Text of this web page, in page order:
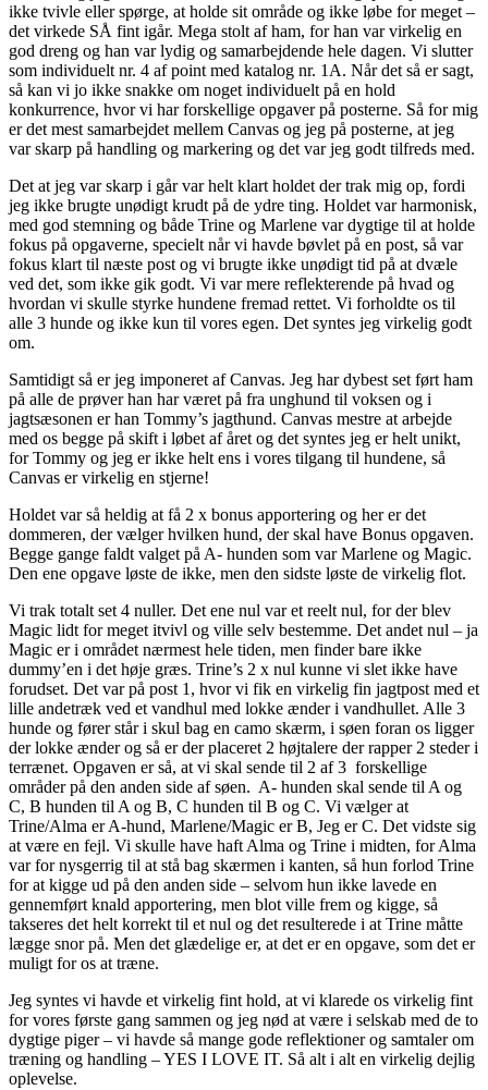
ikke tvivle eller spørge, at holde sit område og ikke løbe for meget –
det virkede SÅ fint igår. Mega stolt af ham, for han var virkelig en
god dreng og han var lydig og samarbejdende hele dagen. Vi slutter
som individuelt nr. 4 af point med katalog nr. 1A. Når det så er sagt,
så kan vi jo ikke snakke om noget individuelt på en hold
konkurrence, hvor vi har forskellige opgaver på posterne. Så for mig
er det mest samarbejdet mellem Canvas og jeg på posterne, at jeg
var skarp på handling og markering og det var jeg godt tilfreds med.
Det at jeg var skarp i går var helt klart holdet der trak mig op, fordi
jeg ikke brugte unødigt krudt på de ydre ting. Holdet var harmonisk,
med god stemning og både Trine og Marlene var dygtige til at holde
fokus på opgaverne, specielt når vi havde bøvlet på en post, så var
fokus klart til næste post og vi brugte ikke unødigt tid på at dvæle
ved det, som ikke gik godt. Vi var mere reflekterende på hvad og
hvordan vi skulle styrke hundene fremad rettet. Vi forholdte os til
alle 3 hunde og ikke kun til vores egen. Det syntes jeg virkelig godt
om.
Samtidigt så er jeg imponeret af Canvas. Jeg har dybest set ført ham
på alle de prøver han har været på fra unghund til voksen og i
jagtsæsonen er han Tommy’s jagthund. Canvas mestre at arbejde
med os begge på skift i løbet af året og det syntes jeg er helt unikt,
for Tommy og jeg er ikke helt ens i vores tilgang til hundene, så
Canvas er virkelig en stjerne!
Holdet var så heldig at få 2 x bonus apportering og her er det
dommeren, der vælger hvilken hund, der skal have Bonus opgaven.
Begge gange faldt valget på A- hunden som var Marlene og Magic.
Den ene opgave løste de ikke, men den sidste løste de virkelig flot.
Vi trak totalt set 4 nuller. Det ene nul var et reelt nul, for der blev
Magic lidt for meget itvivl og ville selv bestemme. Det andet nul – ja
Magic er i området nærmest hele tiden, men finder bare ikke
dummy’en i det høje græs. Trine’s 2 x nul kunne vi slet ikke have
forudset. Det var på post 1, hvor vi fik en virkelig fin jagtpost med et
lille andetræk ved et vandhul med lokke ænder i vandhullet. Alle 3
hunde og fører står i skul bag en camo skærm, i søen foran os ligger
der lokke ænder og så er der placeret 2 højtalere der rapper 2 steder i
terrænet. Opgaven er så, at vi skal sende til 2 af 3 forskellige
områder på den anden side af søen. A- hunden skal sende til A og
C, B hunden til A og B, C hunden til B og C. Vi vælger at
Trine/Alma er A-hund, Marlene/Magic er B, Jeg er C. Det vidste sig
at være en fejl. Vi skulle have haft Alma og Trine i midten, for Alma
var for nysgerrig til at stå bag skærmen i kanten, så hun forlod Trine
for at kigge ud på den anden side – selvom hun ikke lavede en
gennemført knald apportering, men blot ville frem og kigge, så
takseres det helt korrekt til et nul og det resulterede i at Trine måtte
lægge snor på. Men det glædelige er, at det er en opgave, som det er
muligt for os at træne.
Jeg syntes vi havde et virkelig fint hold, at vi klarede os virkelig fint
for vores første gang sammen og jeg nød at være i selskab med de to
dygtige piger – vi havde så mange gode reflektioner og samtaler om
træning og handling – YES I LOVE IT. Så alt i alt en virkelig dejlig
oplevelse.